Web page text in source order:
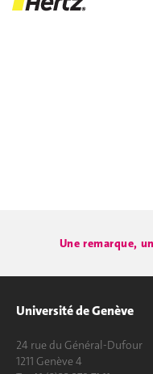
Une remarque,
Université de Genève
24 rue du Général-Dufour
1211 Genève 4